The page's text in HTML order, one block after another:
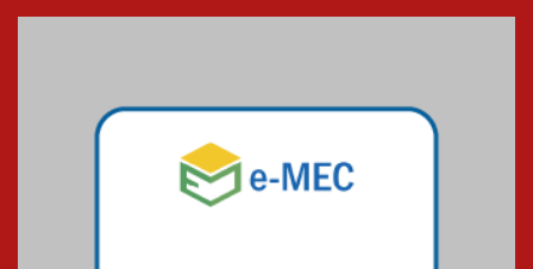
MÁXIMA no MEC
01.11.2023